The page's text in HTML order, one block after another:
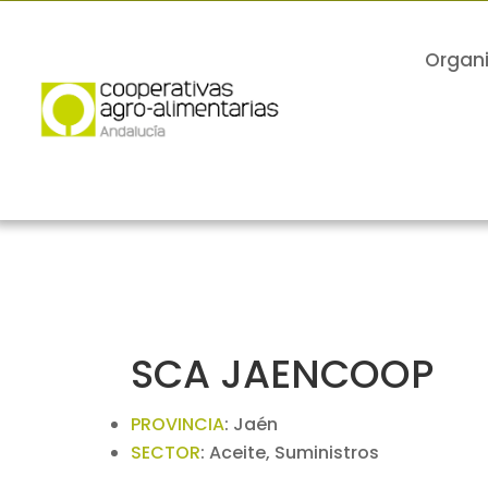
SCA JAENCOOP
PROVINCIA: Jaén
SECTOR:Aceite, Suministros